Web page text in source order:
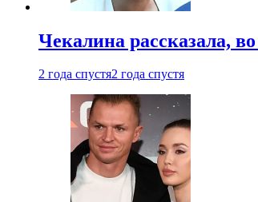
Чекалина рассказала,
2 года спустя2 года спустя